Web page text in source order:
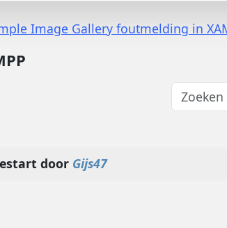
Image Gallery foutmelding in
door Gijs47